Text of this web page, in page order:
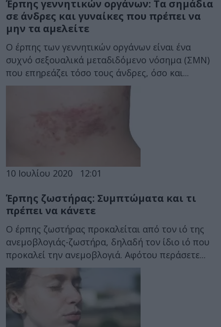
Έρπης γεννητικών οργάνων: Τα σημάδια
σε άνδρες και γυναίκες που πρέπει να
μην τα αμελείτε
Ο έρπης των γεννητικών οργάνων είναι ένα
συχνό σεξουαλικά μεταδιδόμενο νόσημα (ΣΜΝ)
που επηρεάζει τόσο τους άνδρες, όσο και...
10 Ιουλίου 2020 12:01
Έρπης ζωστήρας: Συμπτώματα και τι
πρέπει να κάνετε
Ο έρπης ζωστήρας προκαλείται από τον ιό της
ανεμοβλογιάς-ζωστήρα, δηλαδή τον ίδιο ιό που
προκαλεί την ανεμοβλογιά. Αφότου περάσετε...